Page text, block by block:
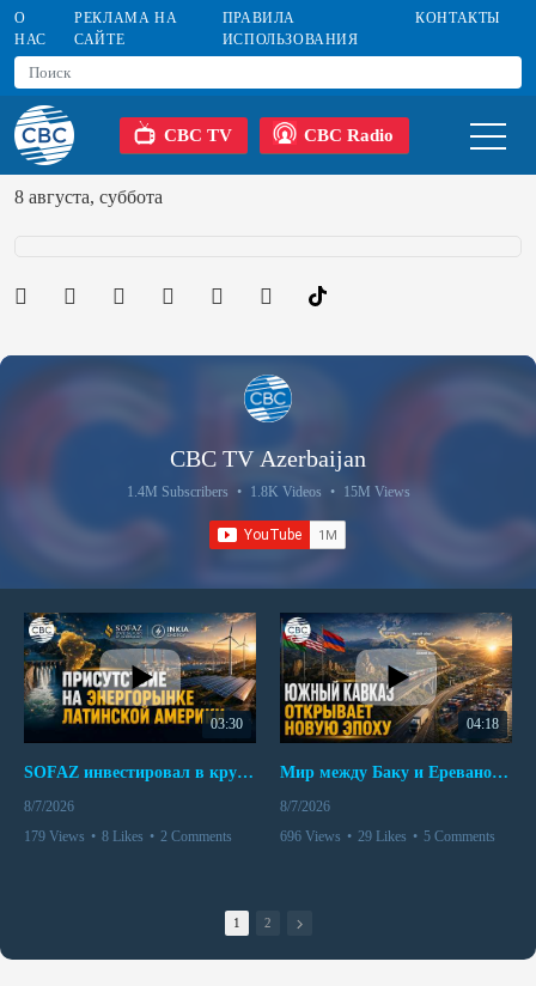
О
НАС
РЕКЛАМА НА
САЙТЕ
ПРАВИЛА
ИСПОЛЬЗОВАНИЯ
КОНТАКТЫ
CBC TV CBC Radio
8 августа, суббота
CBC TV Azerbaijan
1.4M Subscribers • 1.8K Videos • 15M Views
03:30
SOFAZ инвестировал в крупнейшего независимого производителя электроэнергии Перу
8/7/2026
179 Views • 8 Likes • 2 Comments
04:18
Мир между Баку и Ереваном запускает крупные логистические проекты
8/7/2026
696 Views • 29 Likes • 5 Comments
1 2